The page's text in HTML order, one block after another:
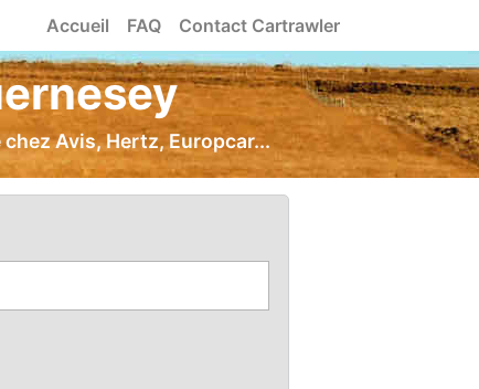
Accueil FAQ Contact Cartrawler
Avis, Hertz, Europcar...